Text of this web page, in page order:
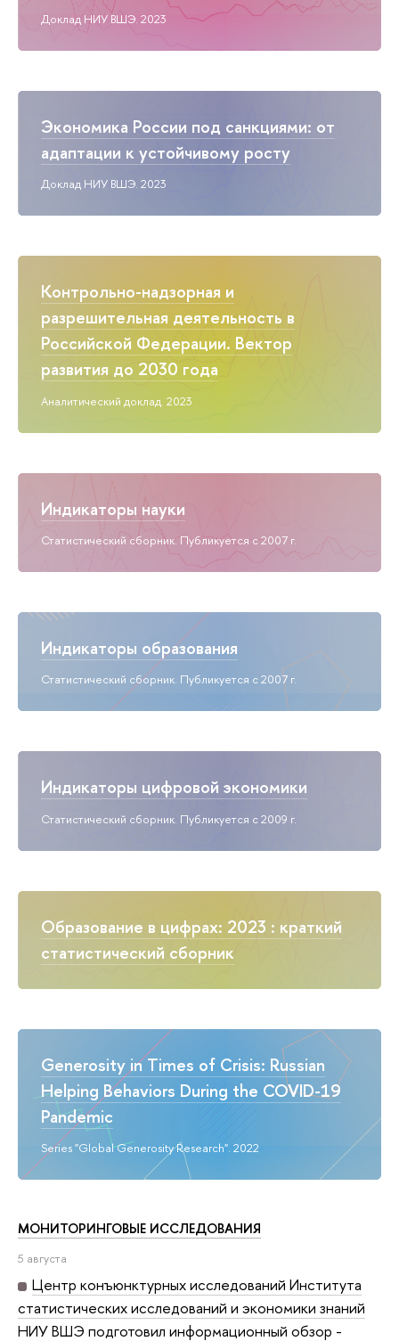
Доклад НИУ ВШЭ. 2023
Экономика России под санкциями: от
адаптации к устойчивому росту
Доклад НИУ ВШЭ. 2023
Контрольно-надзорная и
разрешительная деятельность в
Российской Федерации. Вектор
развития до 2030 года
Аналитический доклад. 2023
Индикаторы науки
Статистический сборник. Публикуется с 2007 г.
Индикаторы образования
Статистический сборник. Публикуется с 2007 г.
Индикаторы цифровой экономики
Статистический сборник. Публикуется с 2009 г.
Образование в цифрах: 2023 : краткий
статистический сборник
Generosity in Times of Crisis: Russian
Helping Behaviors During the COVID-19
Pandemic
Series "Global Generosity Research". 2022
МОНИТОРИНГОВЫЕ ИССЛЕДОВАНИЯ
5 августа
Центр конъюнктурных исследований Института
статистических исследований и экономики знаний
НИУ ВШЭ подготовил информационный обзор -